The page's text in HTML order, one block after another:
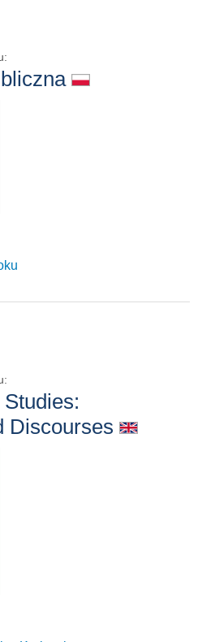
Discourses